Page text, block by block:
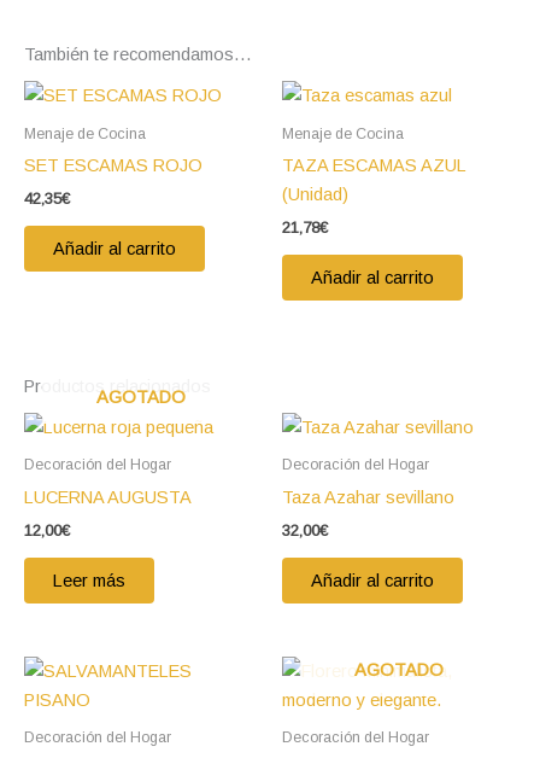
También te recomendamos…
Menaje de Cocina
SET ESCAMAS ROJO
42,35€
Añadir al carrito
Menaje de Cocina
TAZA ESCAMAS AZUL
(Unidad)
21,78€
Añadir al carrito
Productos relacionados
AGOTADO
Decoración del Hogar
LUCERNA AUGUSTA
12,00€
Leer más
Decoración del Hogar
Taza Azahar sevillano
32,00€
Añadir al carrito
Decoración del Hogar
AGOTADO
Decoración del Hogar